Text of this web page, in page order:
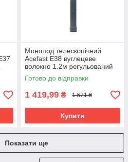
Монопод телескопічний
Acefast E38 вуглецеве
волокно 1.2м регульований
Готово до відправки
1 419,99 ₴ 1 671 ₴
Купити
Показати ще